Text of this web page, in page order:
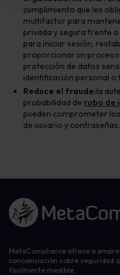
cumplimiento que les
multifactor para
privada y segura frente
para iniciar sesión,
proporcionar un
protección de datos
identificación personal o
Reduce el fraude:la
probabilidad de robo de
pueden comprometer
de usuario y contraseñas.
Enlace a la página de inicio
MetaCompliance ofrece a
concienciación sobre seguridad
fácilmente medible.